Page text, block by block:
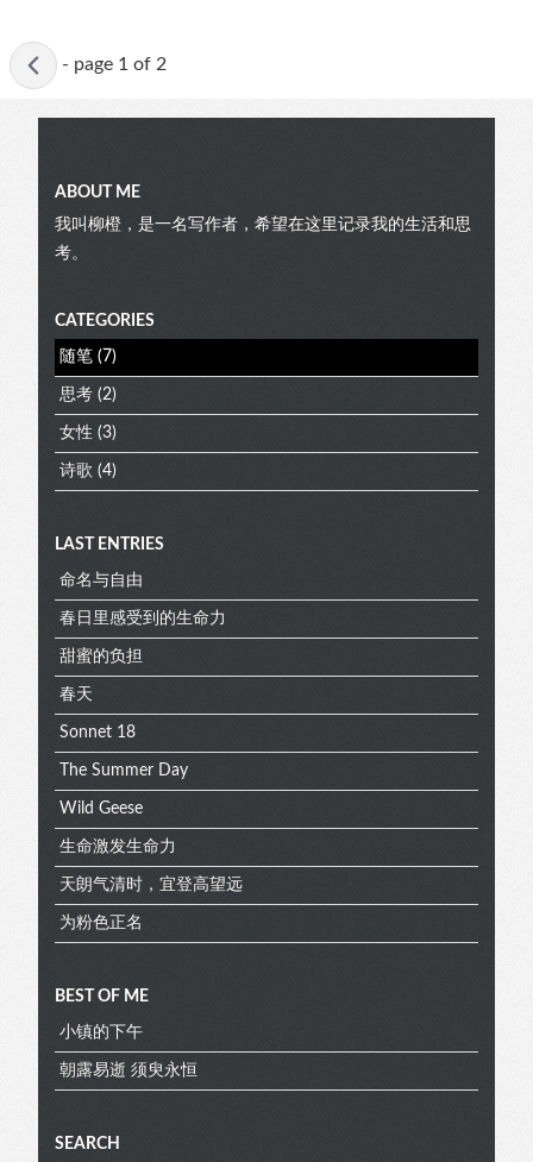
-
Active
page 1 of 2
Blog
ABOUT ME
我叫柳橙，是一名写作者，希望在这里记录我的生活和思
考。
CATEGORIES
随笔 (7)
思考 (2)
女性 (3)
诗歌 (4)
LAST ENTRIES
命名与自由
春日里感受到的生命力
甜蜜的负担
春天
Sonnet 18
The Summer Day
Wild Geese
生命激发生命力
天朗气清时，宜登高望远
为粉色正名
Extra
menu
BEST OF ME
小镇的下午
朝露易逝 须臾永恒
SEARCH